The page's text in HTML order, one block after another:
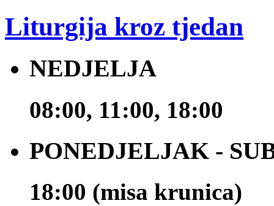
Liturgija kroz tjedan
NEDJELJA
08:00, 11:00, 18:00
PONEDJELJAK -
18:00 (misa krunica)